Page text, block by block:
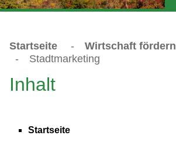
Startseite -
Wirtschaft fördern
-
Stadtmarketing
Inhalt
Startseite